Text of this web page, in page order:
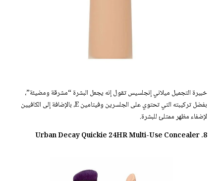
خبيرة التجميل ميلاني إنجلسيس تقول إنه يجعل البشرة “مشرقة ومضيئة”،
بفضل تركيبته التي تحتوي على الجلسرين وفيتامين E، بالإضافة إلى الكافيين
لإضفاء مظهر ممتلئ للبشرة.
8. Urban Decay Quickie 24HR Multi-Use Concealer